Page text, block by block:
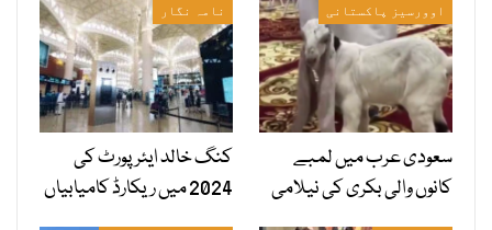
اوورسیز پاکستانی
سعودی عرب میں لمبے
کانوں والی بکری کی نیلامی
نامہ نگار
کنگ خالد ایئرپورٹ کی
2024 میں ریکارڈ کامیابیاں